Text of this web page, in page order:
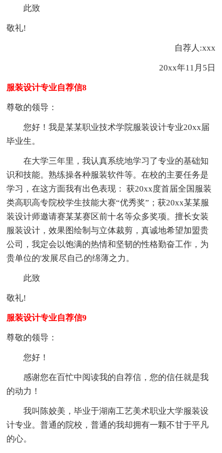
此致
敬礼!
自荐人:xxx
20xx年11月5日
服装设计专业自荐信8
尊敬的领导：
您好！我是某某职业技术学院服装设计专业20xx届
毕业生。
在大学三年里，我认真系统地学习了专业的基础知
识和技能。熟练操各种服装软件等。在校的主要任务是
学习，在这方面我有出色表现： 获20xx度首届全国服装
类高职高专院校学生技能大赛“优秀奖”；获20xx某某服
装设计师邀请赛某某赛区前十名等众多奖项。擅长女装
服装设计，效果图绘制与立体裁剪，真诚地希望加盟贵
公司，我定会以饱满的热情和坚韧的性格勤奋工作，为
贵单位的'发展尽自己的绵薄之力。
此致
敬礼!
服装设计专业自荐信9
尊敬的领导：
您好！
感谢您在百忙中阅读我的自荐信，您的信任就是我
的动力！
我叫陈姣美，毕业于湖南工艺美术职业大学服装设
计专业。普通的院校，普通的我却拥有一颗不甘于平凡
的心。